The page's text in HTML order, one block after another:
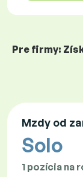
Pre firmy:
Mzdy od
Solo
1 pozícia na